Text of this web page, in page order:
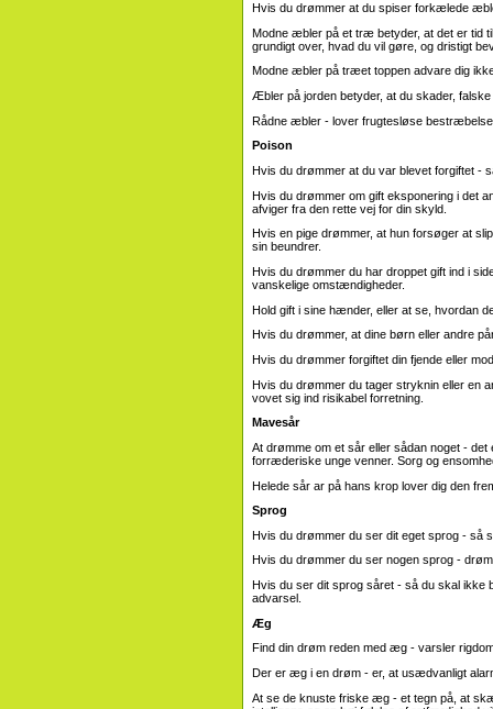
Hvis du drømmer at du spiser forkælede
Modne æbler på et træ betyder, at det er tid
grundigt over, hvad du vil gøre, og dristigt
Modne æbler på træet toppen advare dig
Æbler på jorden betyder, at du skader,
Rådne æbler - lover frugtesløse
Poison
Hvis du drømmer at du var blevet forgiftet -
Hvis du drømmer om gift eksponering i det
afviger fra den rette vej for din skyld.
Hvis en pige drømmer, at hun forsøger at
sin beundrer.
Hvis du drømmer du har droppet gift ind i
vanskelige omstændigheder.
Hold gift i sine hænder, eller at se, hvordan
Hvis du drømmer, at dine børn eller andre
Hvis du drømmer forgiftet din fjende eller
Hvis du drømmer du tager stryknin eller en
vovet sig ind risikabel forretning.
Mavesår
At drømme om et sår eller sådan noget -
forræderiske unge venner. Sorg og
Helede sår ar på hans krop lover dig den
Sprog
Hvis du drømmer du ser dit eget sprog - så
Hvis du drømmer du ser nogen sprog -
Hvis du ser dit sprog såret - så du skal ikke
advarsel.
Æg
Find din drøm reden med æg - varsler
Der er æg i en drøm - er, at usædvanligt
At se de knuste friske æg - et tegn på, at